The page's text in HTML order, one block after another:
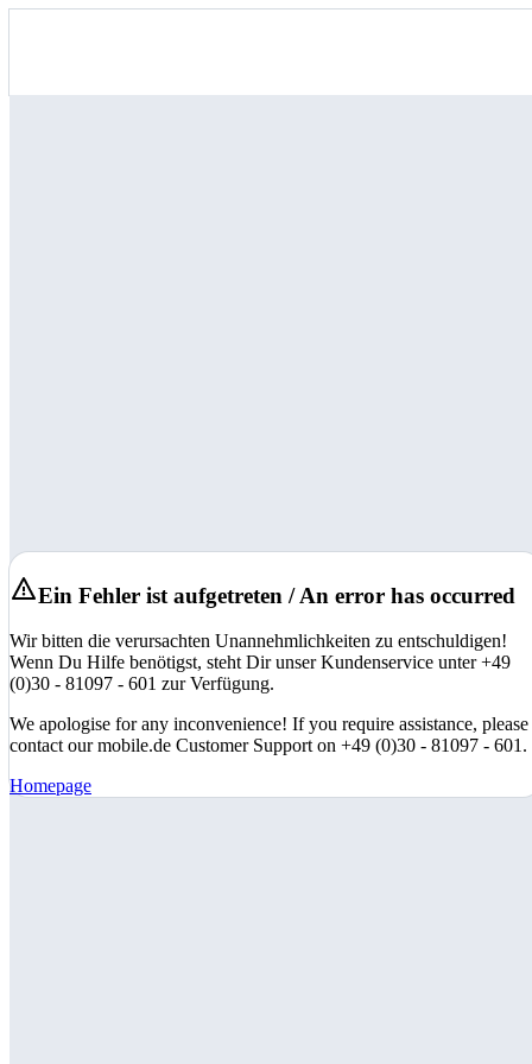
Ein Fehler ist aufgetreten / An error has occurred
Wir bitten die verursachten Unannehmlichkeiten zu entschuldigen!
Wenn Du Hilfe benötigst, steht Dir unser Kundenservice unter +49
(0)30 - 81097 - 601 zur Verfügung.
We apologise for any inconvenience! If you require assistance, please
contact our mobile.de Customer Support on +49 (0)30 - 81097 - 601.
Homepage